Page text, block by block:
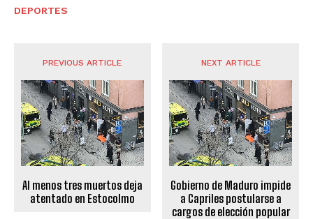
DEPORTES
PREVIOUS ARTICLE
Al menos tres muertos deja
atentado en Estocolmo
NEXT ARTICLE
Gobierno de Maduro impide
a Capriles postularse a
cargos de elección popular